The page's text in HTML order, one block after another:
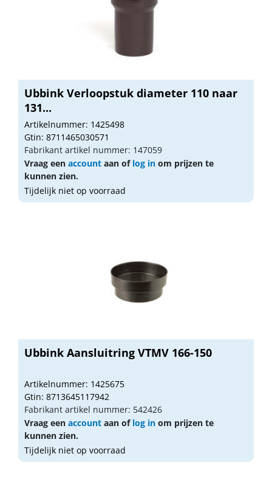
Ubbink Verloopstuk diameter 110 naar
131...
Artikelnummer: 1425498
Gtin: 8711465030571
Fabrikant artikel nummer: 147059
Vraag een account aan of log in om prijzen te
kunnen zien.
Tijdelijk niet op voorraad
Ubbink Aansluitring VTMV 166-150
Artikelnummer: 1425675
Gtin: 8713645117942
Fabrikant artikel nummer: 542426
Vraag een account aan of log in om prijzen te
kunnen zien.
Tijdelijk niet op voorraad